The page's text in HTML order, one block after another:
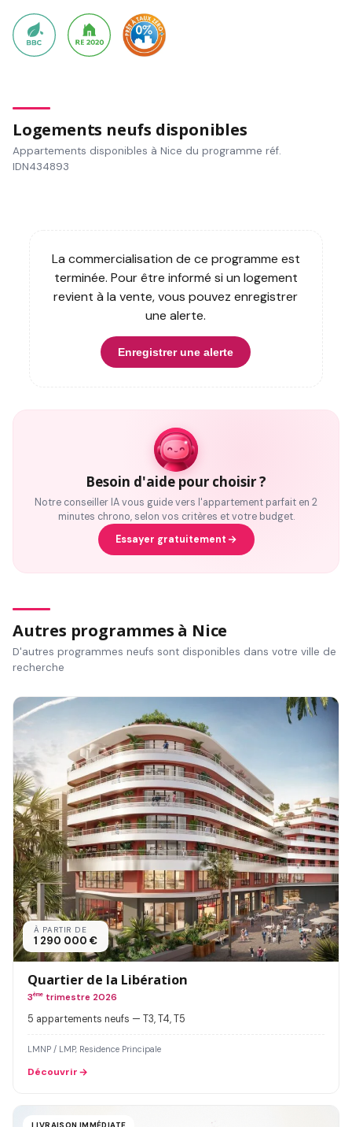
Logements neufs disponibles
Appartements disponibles à Nice du programme réf.
IDN434893
La commercialisation de ce programme est
terminée. Pour être informé si un logement
revient à la vente, vous pouvez enregistrer
une alerte.
Enregistrer une alerte
Besoin d'aide pour choisir ?
Notre conseiller IA vous guide vers l'appartement parfait en 2
minutes chrono, selon vos critères et votre budget.
Essayer gratuitement
Autres programmes à Nice
D'autres programmes neufs sont disponibles dans votre ville de
recherche
À PARTIR DE
1 290 000 €
Quartier de la Libération
3ème trimestre 2026
5 appartements neufs — T3, T4, T5
LMNP / LMP, Residence Principale
Découvrir